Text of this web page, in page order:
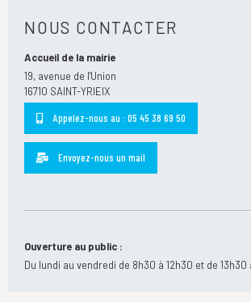
NOUS CONTACTER
Accueil de la mairie
19, avenue de l'Union
16710 SAINT-YRIEIX
Appelez-nous au : 05 45 38 69 50
Envoyez-nous un mail
Ouverture au public :
Du lundi au vendredi de 8h30 à 12h30 et de 13h30